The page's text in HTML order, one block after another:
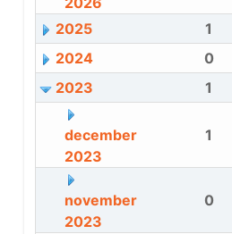
2025 1
2024
0
2023
1
december
2023
1
november
2023
0